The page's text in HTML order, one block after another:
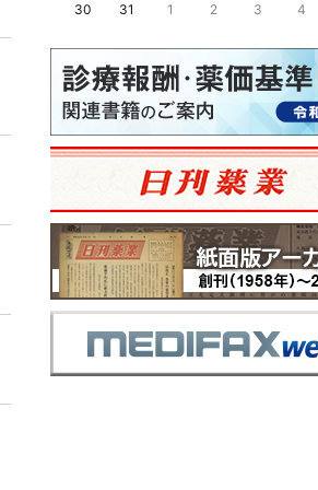
30
31 1 2 3 4